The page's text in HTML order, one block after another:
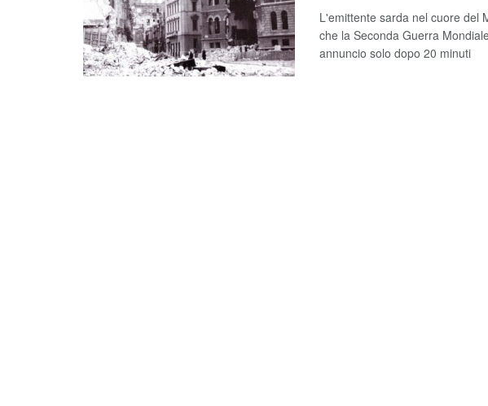
L'emittente sarda nel cuore del
che la Seconda Guerra
annuncio solo dopo 20 minuti